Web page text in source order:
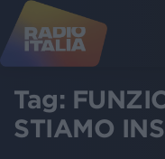
Tag:
STIAMO